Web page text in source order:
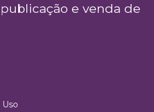
e venda de